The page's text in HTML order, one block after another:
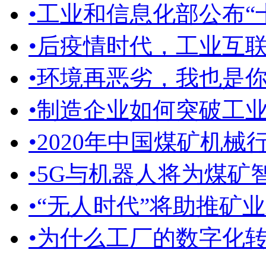
•工业和信息化部公布“
•后疫情时代，工业互
•环境再恶劣，我也是
•制造企业如何突破工
•2020年中国煤矿机械
•5G与机器人将为煤矿
•“无人时代”将助推矿
•为什么工厂的数字化